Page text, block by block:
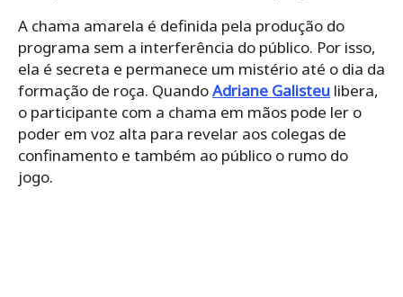
A chama amarela é definida pela produção do
programa sem a interferência do público. Por isso,
ela é secreta e permanece um mistério até o dia da
formação de roça. QuandoAdriane Galisteu libera,
o participante com a chama em mãos pode ler o
poder em voz alta para revelar aos colegas de
confinamento e também ao público o rumo do
jogo.